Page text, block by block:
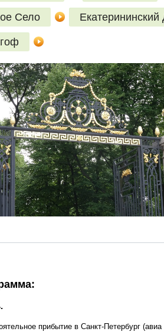
Село Екатерининский
прибытие в Санкт-Петербург